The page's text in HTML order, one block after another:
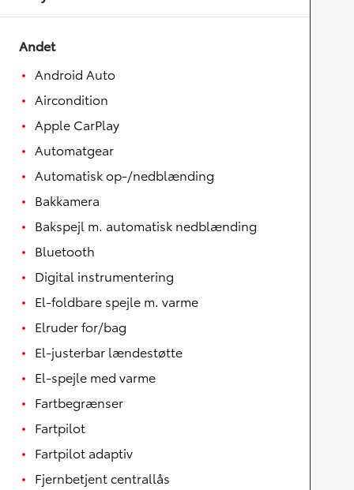
Andet
Android Auto
Aircondition
Apple CarPlay
Automatgear
Automatisk op-/nedblænding
Bakkamera
Bakspejl m. automatisk nedblænding
Bluetooth
Digital instrumentering
El-foldbare spejle m. varme
Elruder for/bag
El-justerbar lændestøtte
El-spejle med varme
Fartbegrænser
Fartpilot
Fartpilot adaptiv
Fjernbetjent centrallås